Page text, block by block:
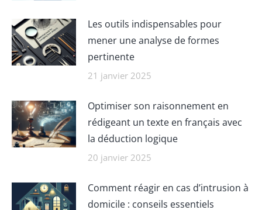
Les outils indispensables pour
mener une analyse de formes
pertinente
21 janvier 2025
Optimiser son raisonnement en
rédigeant un texte en français avec
la déduction logique
20 janvier 2025
Comment réagir en cas d’intrusion à
domicile : conseils essentiels